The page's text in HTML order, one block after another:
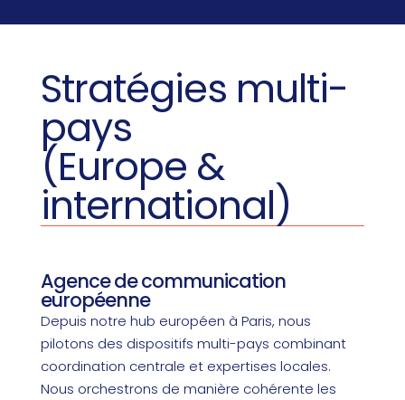
Stratégies multi-
pays
(Europe &
international)
Agence de communication
européenne
Depuis notre hub européen à Paris, nous
pilotons des dispositifs multi-pays combinant
coordination centrale et expertises locales.
Nous orchestrons de manière cohérente les